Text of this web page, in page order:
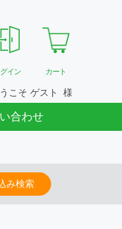
イン カート
こそ ゲスト
合わせ
み検索